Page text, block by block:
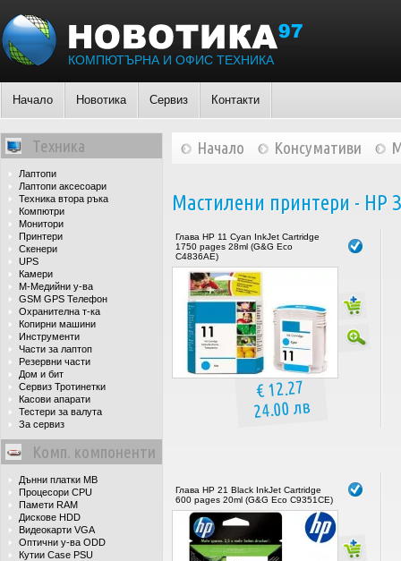
КОМПЮТЪРНА И ОФИС ТЕХНИКА
Начало Новотика Сервиз Контакти
Техника
Лаптопи
Лаптопи аксесоари
Техника втора ръка
Компютри
Монитори
Принтери
Скенери
UPS
Камери
М-Медийни у-ва
GSM GPS Телефон
Охранителна т-ка
Копирни машини
Инструменти
Части за лаптоп
Резервни части
Дом и бит
Сервиз Тротинетки
Касови апарати
Тестери за валута
За сервиз
Комп. компоненти
Дънни платки MB
Процесори CPU
Памети RAM
Дискове HDD
Видеокарти VGA
Оптични у-ва ODD
Кутии Case PSU
Начало Консумативи
Мастилени принтери - HP
Глава HP 11 Cyan InkJet Cartridge
1750 pages 28ml (G&G Eco
C4836AE)
€ 12.27
24.00 лв
Глава HP 21 Black InkJet Cartridge
600 pages 20ml (G&G Eco C9351CE)